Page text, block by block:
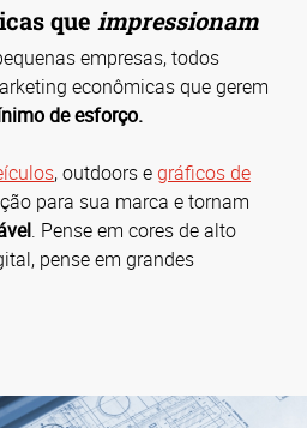
que impressionam
empresas, todos
econômicas que gerem
de esforço.
, outdoors egráficos de
para sua marca e tornam
. Pense em cores de alto
pense em grandes